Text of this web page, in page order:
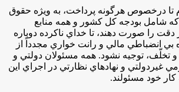
تا درخصوص هرگونه پرداخت، به ويژه حقوق
كه شامل بودجه كل كشور و همه منابع
را صورت دهند، تا خداي ناكرده دوباره
انضباطي مالي و رانت خواري مجدداً از
تخلّف، توجيه نشود. همه مسئولان دولتي و
غيردولتي و نهادهاي نظارتي در اجراي اين
كار خود مسئولند.